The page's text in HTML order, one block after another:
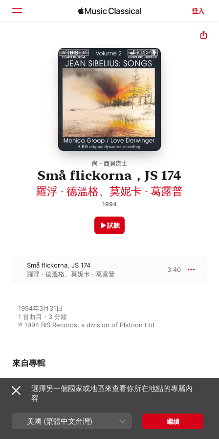
登入
尚・西貝流士
Små flickorna，JS 174
羅浮 · 德溫格、 莫妮卡 · 葛露普
1994
試聽
Små flickorna, JS 174
羅浮 · 德溫格、 莫妮卡 · 葛露普
3:40
1994年3月31日
1 首曲目・3 分鐘
℗ 1994 BIS Records, a division of Platoon Ltd
來自專輯
羅浮 · 德溫格、莫妮卡 · 葛露普
選擇另一個國家或地區來查看你所在地點的專屬內
容
美國 (繁體中文台灣) 繼續